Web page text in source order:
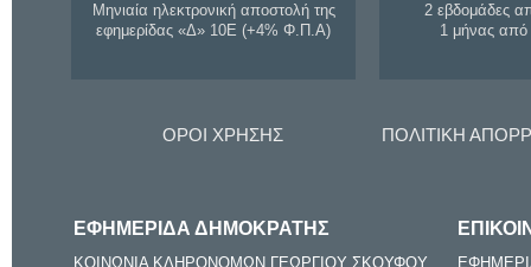
Μηνιαία ηλεκτρονική αποστολή της
εφημερίδας «Δ» 10Ε (+4% Φ.Π.Α)
2 εβδομάδες
1 μήνας
ΟΡΟΙ ΧΡΗΣΗΣ ΠΟΛΙΤΙΚΗ
ΕΦΗΜΕΡΙΔΑ ΔΗΜΟΚΡΑΤΗΣ
ΚΟΙΝΩΝΙΑ ΚΛΗΡΟΝΟΜΩΝ ΓΕΩΡΓΙΟΥ ΣΚΟΥΦΟΥ